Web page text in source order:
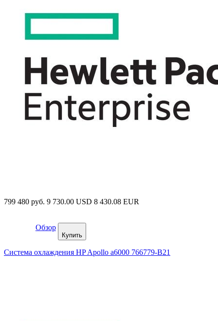
799 480 руб. 9 730.00 USD 8 430.08 EUR
Обзор
Купить
Система охлаждения HP Apollo a6000 766779-B21